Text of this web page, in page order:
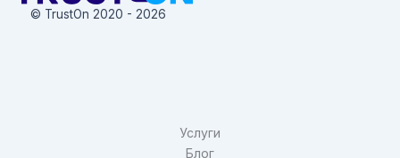
© TrustOn 2020 - 2026
Услуги
Блог